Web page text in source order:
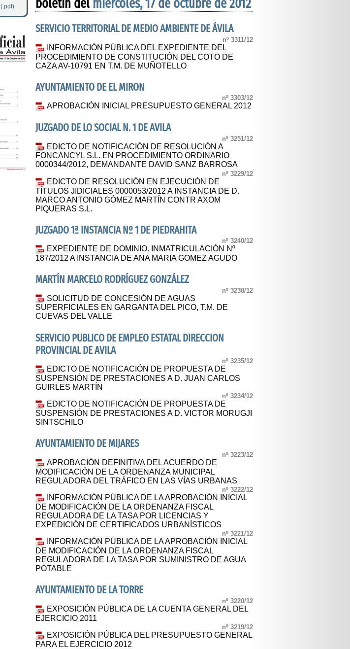
boletín del miércoles, 17 de octubre de 2012
SERVICIO TERRITORIAL DE MEDIO AMBIENTE DE ÁVILA
nº 3311/12
INFORMACIÓN PÚBLICA DEL EXPEDIENTE DEL
PROCEDIMIENTO DE CONSTITUCIÓN DEL COTO DE
CAZA AV-10791 EN T.M. DE MUÑOTELLO
AYUNTAMIENTO DE EL MIRON
nº 3303/12
APROBACIÓN INICIAL PRESUPUESTO GENERAL 2012
JUZGADO DE LO SOCIAL N. 1 DE AVILA
nº 3251/12
EDICTO DE NOTIFICACIÓN DE RESOLUCIÓN A
FONCANCYL S.L. EN PROCEDIMIENTO ORDINARIO
0000344/2012, DEMANDANTE DAVID SANZ BARROSA
nº 3229/12
EDICTO DE RESOLUCIÓN EN EJECUCIÓN DE
TÍTULOS JIDICIALES 0000053/2012 A INSTANCIA DE D.
MARCO ANTONIO GÓMEZ MARTÍN CONTR AXOM
PIQUERAS S.L.
JUZGADO 1ª INSTANCIA Nº 1 DE PIEDRAHITA
nº 3240/12
EXPEDIENTE DE DOMINIO. INMATRICULACIÓN Nº
187/2012 A INSTANCIA DE ANA MARIA GOMEZ AGUDO
MARTÍN MARCELO RODRÍGUEZ GONZÁLEZ
nº 3238/12
SOLICITUD DE CONCESIÓN DE AGUAS
SUPERFICIALES EN GARGANTA DEL PICO, T.M. DE
CUEVAS DEL VALLE
SERVICIO PUBLICO DE EMPLEO ESTATAL DIRECCION
PROVINCIAL DE AVILA
nº 3235/12
EDICTO DE NOTIFICACIÓN DE PROPUESTA DE
SUSPENSIÓN DE PRESTACIONES A D. JUAN CARLOS
GUIRLES MARTÍN
nº 3234/12
EDICTO DE NOTIFICACIÓN DE PROPUESTA DE
SUSPENSIÓN DE PRESTACIONES A D. VICTOR MORUGJI
SINTSCHILO
AYUNTAMIENTO DE MIJARES
nº 3223/12
APROBACIÓN DEFINITIVA DEL ACUERDO DE
MODIFICACIÓN DE LA ORDENANZA MUNICIPAL
REGULADORA DEL TRÁFICO EN LAS VÍAS URBANAS
nº 3222/12
INFORMACIÓN PÚBLICA DE LA APROBACIÓN INICIAL
DE MODIFICACIÓN DE LA ORDENANZA FISCAL
REGULADORA DE LA TASA POR LICENCIAS Y
EXPEDICIÓN DE CERTIFICADOS URBANÍSTICOS
nº 3221/12
INFORMACIÓN PÚBLICA DE LA APROBACIÓN INICIAL
DE MODIFICACIÓN DE LA ORDENANZA FISCAL
REGULADORA DE LA TASA POR SUMINISTRO DE AGUA
POTABLE
AYUNTAMIENTO DE LA TORRE
nº 3220/12
EXPOSICIÓN PÚBLICA DE LA CUENTA GENERAL DEL
EJERCICIO 2011
nº 3219/12
EXPOSICIÓN PÚBLICA DEL PRESUPUESTO GENERAL
PARA EL EJERCICIO 2012